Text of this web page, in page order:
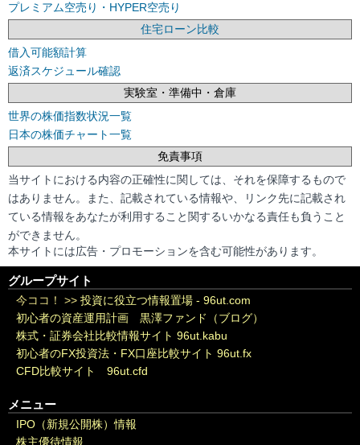
プレミアム空売り・HYPER空売り
住宅ローン比較
借入可能額計算
返済スケジュール確認
実験室・準備中・倉庫
世界の株価指数状況一覧
日本の株価チャート一覧
免責事項
当サイトにおける内容の正確性に関しては、それを保障するもので
はありません。また、記載されている情報や、リンク先に記載され
ている情報をあなたが利用すること関するいかなる責任も負うこと
ができません。
本サイトには広告・プロモーションを含む可能性があります。
グループサイト
今ココ！ >> 投資に役立つ情報置場 - 96ut.com
初心者の資産運用計画 黒澤ファンド（ブログ）
株式・証券会社比較情報サイト 96ut.kabu
初心者のFX投資法・FX口座比較サイト 96ut.fx
CFD比較サイト 96ut.cfd
メニュー
IPO（新規公開株）情報
株主優待情報